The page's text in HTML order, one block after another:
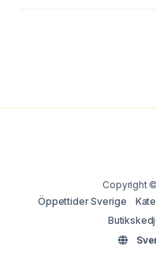
Copyright
Öppettider Sverige